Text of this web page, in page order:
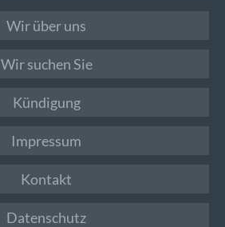
Wir über uns
Wir suchen Sie
Kündigung
Impressum
Kontakt
Datenschutz